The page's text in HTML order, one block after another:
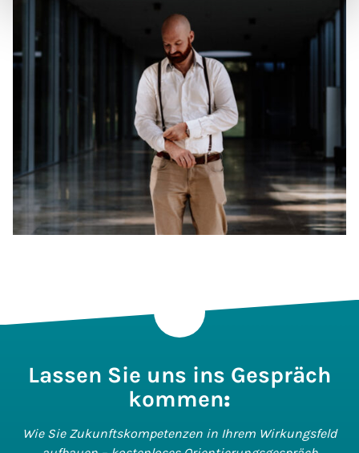
Lassen Sie uns ins Gespräch
kommen:
Wie Sie Zukunftskompetenzen in Ihrem Wirkungsfeld